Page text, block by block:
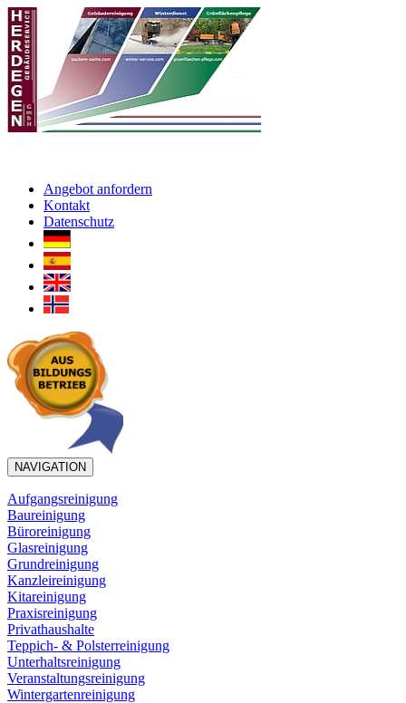
Angebot anfordern
Kontakt
Datenschutz
NAVIGATION
Aufgangsreinigung
Baureinigung
Büroreinigung
Glasreinigung
Grundreinigung
Kanzleireinigung
Kitareinigung
Praxisreinigung
Privathaushalte
Teppich- & Polsterreinigung
Unterhaltsreinigung
Veranstaltungsreinigung
Wintergartenreinigung